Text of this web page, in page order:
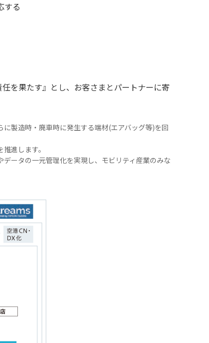
する
を果たす』とし、お客さまとパートナーに寄
製造時・廃車時に発生する端材(エアバッグ等)を回
進します。
ータの一元管理化を実現し、モビリティ産業のみな